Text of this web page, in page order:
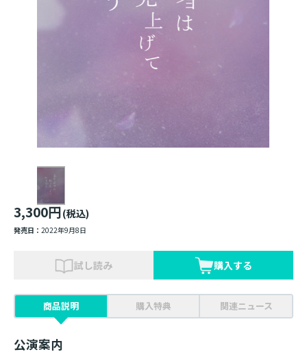
3,300円(税込)
発売日： 2022年9月8日
試し読み 購入する
商品説明 購入特典 関連ニュース
公演案内